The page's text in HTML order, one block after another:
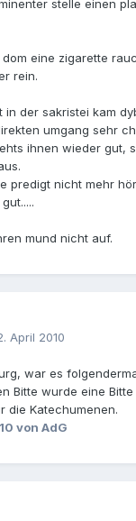
stelle einen
eine zigarette
rein.
in der sakristei kam
umgang sehr
ihnen wieder gut,
predigt nicht mehr
mund nicht auf.
April 2010
war es
Bitte wurde eine
die Katechumenen.
von AdG